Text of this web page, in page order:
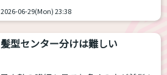
最初から完コピ → とても多いのですが何
故そうなのかがわからないので、基礎が
な...
り、「生まれつきの声帯・喉の構造が男
性仕様のまま」で女性の声を出すにはト
レーニングが必要だからです。 男性と女
長さ
男性：長い(17〜25mm）
女
2026-06-29(Mon) 23:38
髪型センター分けは難しい